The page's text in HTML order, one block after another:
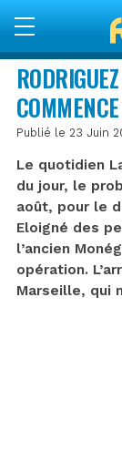
COMMENCE
Publié le 23 Juin
Le quotidien
du jour, le
août, pour le
Eloigné des
l’ancien
opération.
Marseille, qui